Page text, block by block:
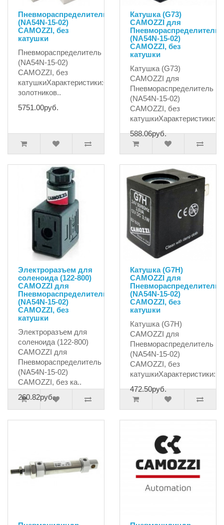
Пневмораспределитель
(NA54N-15-02)
CAMOZZI, без
катушки
Пневмораспределитель
(NA54N-15-02)
CAMOZZI, без
катушкиХарактеристики:• Конструкция:
золотников..
5751.00руб.
Катушка (G73)
CAMOZZI для
Пневмораспределитель
(NA54N-15-02)
CAMOZZI, без
катушки
Катушка (G73)
CAMOZZI для
Пневмораспределитель
(NA54N-15-02)
CAMOZZI, без
588.06руб.
Электроразъем для
соленоида (122-800)
CAMOZZI для
Пневмораспределитель
(NA54N-15-02)
CAMOZZI, без
катушки
Электроразъем для
соленоида (122-800)
CAMOZZI для
Пневмораспределитель
(NA54N-15-02)
CAMOZZI, без ка..
260.82руб.
Катушка (G7H)
CAMOZZI для
Пневмораспределитель
(NA54N-15-02)
CAMOZZI, без
катушки
Катушка (G7H)
CAMOZZI для
Пневмораспределитель
(NA54N-15-02)
CAMOZZI, без
472.50руб.